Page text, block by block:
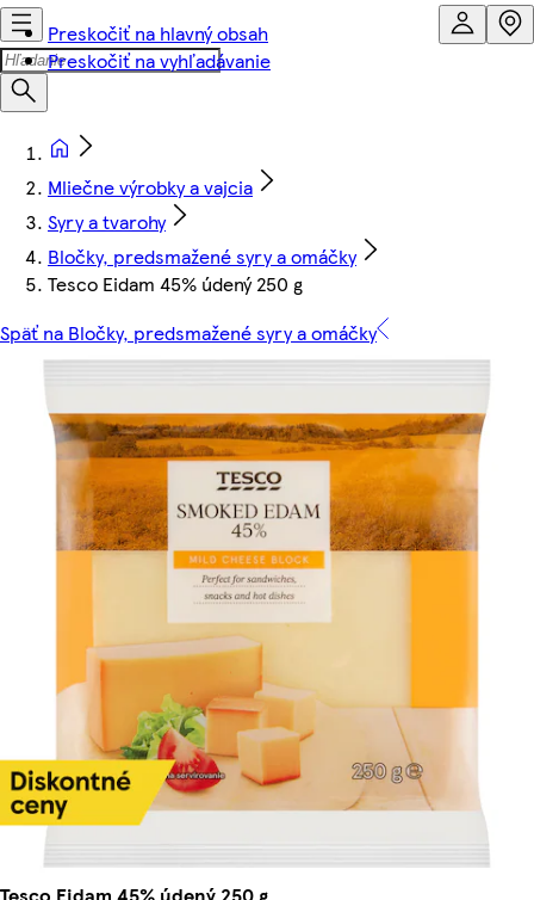
Preskočiť na hlavný obsah
Preskočiť na vyhľadávanie
Mliečne výrobky a vajcia
Syry a tvarohy
Bločky, predsmažené syry a omáčky
Tesco Eidam 45% údený 250 g
Späť na Bločky, predsmažené syry a omáčky